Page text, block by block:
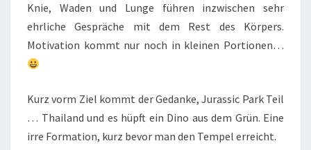
Knie, Waden und Lunge führen inzwischen sehr
ehrliche Gespräche mit dem Rest des Körpers.
Motivation kommt nur noch in kleinen Portionen…
Kurz vorm Ziel kommt der Gedanke, Jurassic Park Teil
… Thailand und es hüpft ein Dino aus dem Grün. Eine
irre Formation, kurz bevor man den Tempel erreicht.